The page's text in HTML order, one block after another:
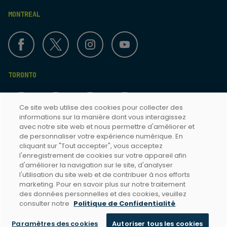
MONTREAL
TORONTO
Termes & Conditions
Politique de confidentialité
Accessibilité Toronto
Accessibilité Montréal
Ce site web utilise des cookies pour collecter des
informations sur la manière dont vous interagissez
avec notre site web et nous permettre d'améliorer et
de personnaliser votre expérience numérique. En
cliquant sur "Tout accepter", vous acceptez
l'enregistrement de cookies sur votre appareil afin
d'améliorer la navigation sur le site, d'analyser
l'utilisation du site web et de contribuer à nos efforts
marketing. Pour en savoir plus sur notre traitement
des données personnelles et des cookies, veuillez
consulter notre Politique de Confidentialité.
Paramètres des cookies Autoriser tous les cookies